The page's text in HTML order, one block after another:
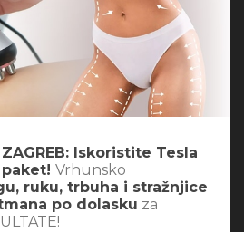
Iskoristite Tesla
paket! Vrhunsko
ruku, trbuha i stražnjice
po dolasku za